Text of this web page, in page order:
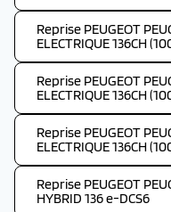
Reprise PEUGEOT
ELECTRIQUE 136CH
Reprise PEUGEOT
ELECTRIQUE 136CH
Reprise PEUGEOT
ELECTRIQUE 136CH
Reprise PEUGEOT
HYBRID 136 e-DCS6